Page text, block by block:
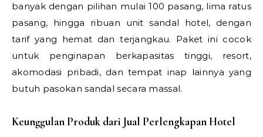
banyak dengan pilihan mulai 100 pasang, lima ratus
pasang, hingga ribuan unit sandal hotel, dengan
tarif yang hemat dan terjangkau. Paket ini cocok
untuk penginapan berkapasitas tinggi, resort,
akomodasi pribadi, dan tempat inap lainnya yang
butuh pasokan sandal secara massal.
Keunggulan Produk dari Jual Perlengkapan Hotel